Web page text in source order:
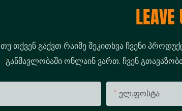
LEAVE
თუ თქვენ გაქვთ რაიმე შეკითხვა ჩვენი
განმავლობაში ონლაინ ვართ. ჩვენ
Ელ.ფოსტა